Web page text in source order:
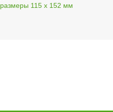
размеры 115 x 152 мм